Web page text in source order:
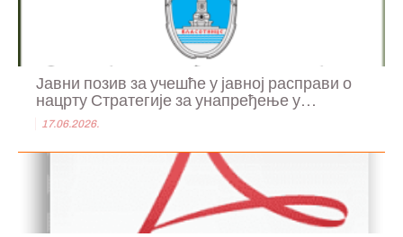
Јавни позив за учешће у јавној расправи о
нацрту Стратегије за унапређење у...
17.06.2026.